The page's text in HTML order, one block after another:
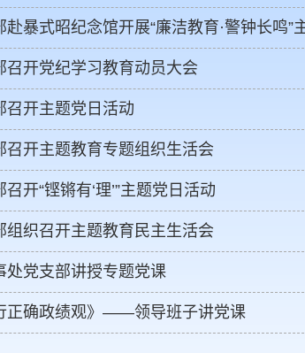
赴暴式昭纪念馆开展“廉洁教育·警钟长鸣”
召开党纪学习教育动员大会
召开主题党日活动
召开主题教育专题组织生活会
开“铿锵有‘理’”主题党日活动
组织召开主题教育民主生活会
处党支部讲授专题党课
正确政绩观》——领导班子讲党课